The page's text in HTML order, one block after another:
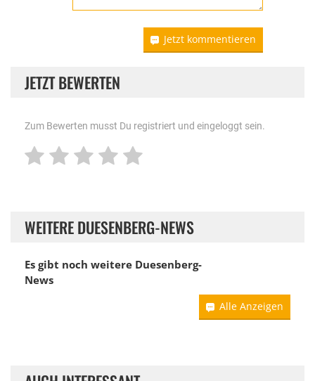
Jetzt kommentieren
JETZT BEWERTEN
Zum Bewerten musst Du registriert und eingeloggt sein.
WEITERE DUESENBERG-NEWS
Es gibt noch weitere Duesenberg-
News
Alle Anzeigen